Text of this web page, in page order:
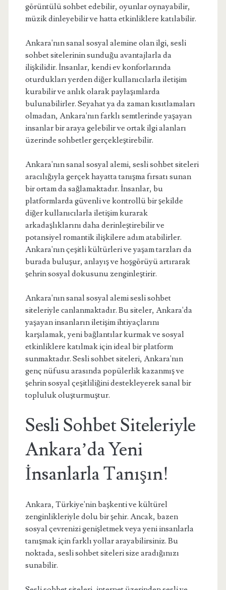
görüntülü sohbet edebilir, oyunlar oynayabilir,
müzik dinleyebilir ve hatta etkinliklere katılabilir.
Ankara'nın sanal sosyal alemine olan ilgi, sesli
sohbet sitelerinin sunduğu avantajlarla da
ilişkilidir. İnsanlar, kendi ev konforlarında
oturdukları yerden diğer kullanıcılarla iletişim
kurabilir ve anlık olarak paylaşımlarda
bulunabilirler. Seyahat ya da zaman kısıtlamaları
olmadan, Ankara'nın farklı semtlerinde yaşayan
insanlar bir araya gelebilir ve ortak ilgi alanları
üzerinde sohbetler gerçekleştirebilir.
Ankara'nın sanal sosyal alemi, sesli sohbet siteleri
aracılığıyla gerçek hayatta tanışma fırsatı sunan
bir ortam da sağlamaktadır. İnsanlar, bu
platformlarda güvenli ve kontrollü bir şekilde
diğer kullanıcılarla iletişim kurarak
arkadaşlıklarını daha derinleştirebilir ve
potansiyel romantik ilişkilere adım atabilirler.
Ankara'nın çeşitli kültürleri ve yaşam tarzları da
burada buluşur, anlayış ve hoşgörüyü artırarak
şehrin sosyal dokusunu zenginleştirir.
Ankara'nın sanal sosyal alemi sesli sohbet
siteleriyle canlanmaktadır. Bu siteler, Ankara'da
yaşayan insanların iletişim ihtiyaçlarını
karşılamak, yeni bağlantılar kurmak ve sosyal
etkinliklere katılmak için ideal bir platform
sunmaktadır. Sesli sohbet siteleri, Ankara'nın
genç nüfusu arasında popülerlik kazanmış ve
şehrin sosyal çeşitliliğini destekleyerek sanal bir
topluluk oluşturmuştur.
Sesli Sohbet Siteleriyle
Ankara’da Yeni
İnsanlarla Tanışın!
Ankara, Türkiye'nin başkenti ve kültürel
zenginlikleriyle dolu bir şehir. Ancak, bazen
sosyal çevrenizi genişletmek veya yeni insanlarla
tanışmak için farklı yollar arayabilirsiniz. Bu
noktada, sesli sohbet siteleri size aradığınızı
sunabilir.